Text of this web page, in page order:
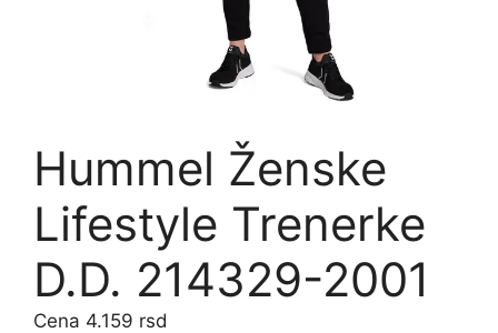
Hummel Ženske
Lifestyle Trenerke
D.D. 214329-2001
4.159 rsd